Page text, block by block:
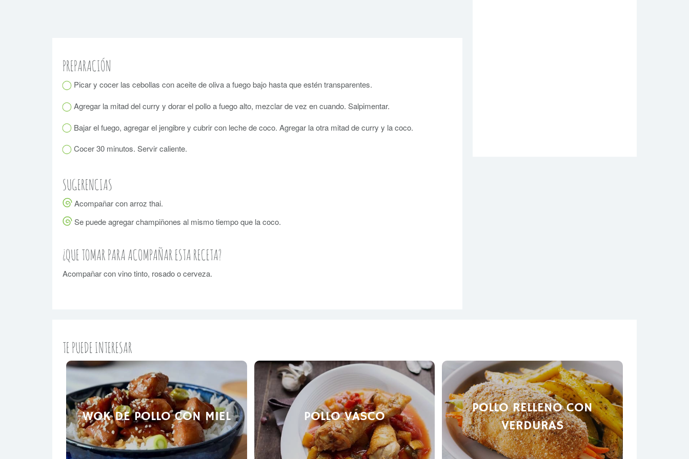
PREPARACIÓN
Picar y cocer las cebollas con aceite de oliva a fuego bajo hasta que estén transparentes.
Agregar la mitad del curry y dorar el pollo a fuego alto, mezclar de vez en cuando. Salpimentar.
Bajar el fuego, agregar el jengibre y cubrir con leche de coco. Agregar la otra mitad de curry y la coco.
Cocer 30 minutos. Servir caliente.
SUGERENCIAS
Acompañar con arroz thai.
Se puede agregar champiñones al mismo tiempo que la coco.
¿QUE TOMAR PARA ACOMPAÑAR ESTA RECETA?
Acompañar con vino tinto, rosado o cerveza.
TE PUEDE INTERESAR
WOK DE POLLO CON MIEL POLLO VASCO
POLLO RELLENO CON
VERDURAS